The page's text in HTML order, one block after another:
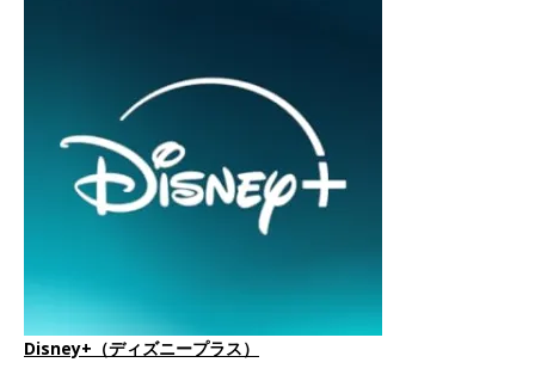
Disney+（ディズニープラス）